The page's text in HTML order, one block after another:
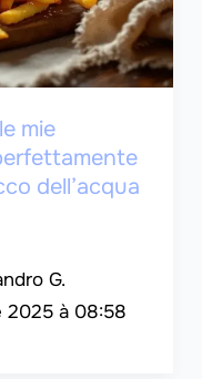
mie
dell’acqua
G.
2025 à 08:58